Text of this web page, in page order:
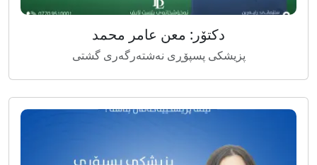
دکتۆر: معن عامر محمد
پزیشکی پسپۆڕی نەشتەرگەری گشتی